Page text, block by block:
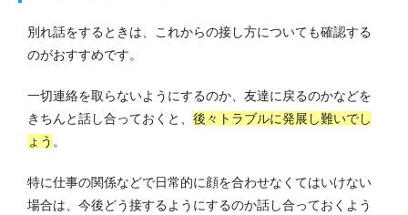
別れ話をするときは、これからの接し方についても確認する
のがおすすめです。
一切連絡を取らないようにするのか、友達に戻るのかなどを
きちんと話し合っておくと、 後々トラブルに発展し難いでし
ょう 。
特に仕事の関係などで日常的に顔を合わせなくてはいけない
場合は、今後どう接するようにするのか話し合っておくよう